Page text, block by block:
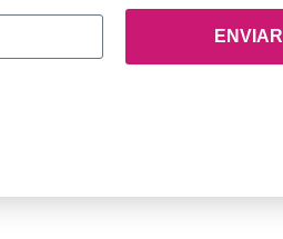
ENVIAR